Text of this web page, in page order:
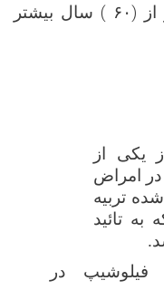
سن وی از (۳۵) سال کمتر و از (۶۰ ) سال بیشتر
یکی از
امراض
تربیه
تائید
فیلوشیپ در